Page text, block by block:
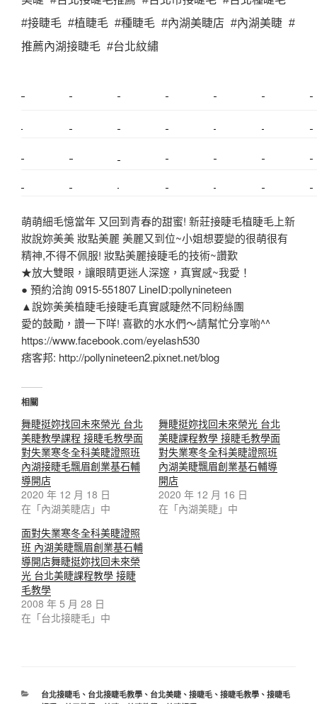
#接睫毛 #植睫毛 #種睫毛 #內湖美睫店 #內湖美睫 #
推薦內湖接睫毛 #台北紋繡
萌萌細毛憶當年 又回到青春的甜蜜! 新莊接睫毛植睫毛上新
妝說妳美美 妝點美麗 美麗又到位~小姐想要變的很萌很有
精神,不得不佩服! 妝點美麗接睫毛的技術~讚歎
★放大雙眼，讓眼睛更迷人深邃，真實感~我愛！
● 預約洽詢 0915-551807 LineID:pollynineteen
▲說妳美美植睫毛接睫毛真實感睫然不同粉絲團
愛的鼓勵，讚一下咩! 喜歡的水水們～請幫忙分享喲^^
https://www.facebook.com/eyelash530
痞客邦: http://pollynineteen2.pixnet.net/blog
相關
舞睫挺妳找回未來榮光 台北
美睫教學課程 接睫毛教學面
對失業寒冬全科美睫證照班
內湖接睫毛飄眉創業基石輔
導開店
2020 年 12 月 18 日
在「內湖美睫店」中
舞睫挺妳找回未來榮光 台北
美睫課程教學 接睫毛教學面
對失業寒冬全科美睫證照班
內湖美睫飄眉創業基石輔導
開店
2020 年 12 月 16 日
在「內湖美睫」中
面對失業寒冬全科美睫證照
班 內湖美睫飄眉創業基石輔
導開店舞睫挺妳找回未來榮
光 台北美睫課程教學 接睫
毛教學
2008 年 5 月 28 日
在「台北接睫毛」中
分
台北接睫毛、 台北接睫毛教學、 台北美睫、 接睫毛、 接睫毛教學、 接睫毛